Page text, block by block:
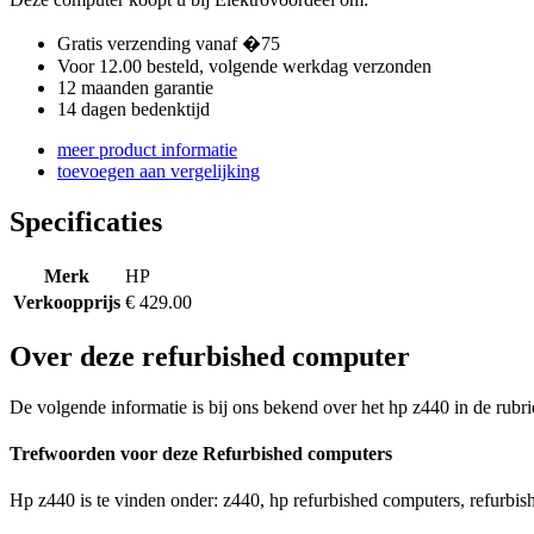
Gratis verzending vanaf �75
Voor 12.00 besteld, volgende werkdag verzonden
12 maanden garantie
14 dagen bedenktijd
meer product informatie
toevoegen aan vergelijking
Specificaties
Merk
HP
Verkoopprijs € 429.00
Over deze refurbished computer
De volgende informatie is bij ons bekend over het hp z440 in de
Trefwoorden voor deze Refurbished computers
Hp z440 is te vinden onder: z440, hp refurbished computers,